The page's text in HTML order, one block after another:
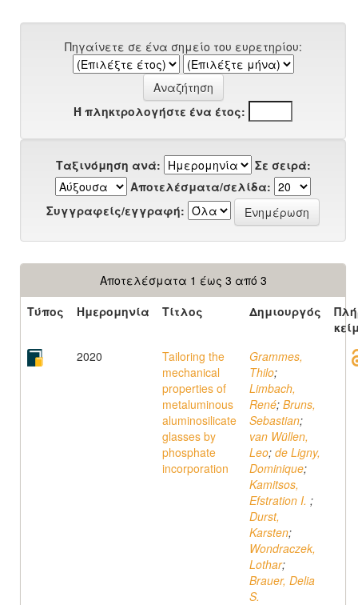
Πηγαίνετε σε ένα σημείο του ευρετηρίου:
Ή πληκτρολογήστε ένα έτος:
Ταξινόμηση ανά:
Σε σειρά:
Αποτελέσματα/σελίδα:
Συγγραφείς/εγγραφή:
Αποτελέσματα 1 έως 3 από 3
Τύπος
Ημερομηνία Τίτλος Δημιουργός
2020
Tailoring the
mechanical
properties of
metaluminous
aluminosilicate
glasses by
phosphate
incorporation
Grammes,
Thilo;
Limbach,
René; Bruns,
Sebastian;
van Wüllen,
Leo; de Ligny,
Dominique;
Kamitsos,
Efstration I. ;
Durst,
Karsten;
Wondraczek,
Lothar;
Brauer, Delia
S.